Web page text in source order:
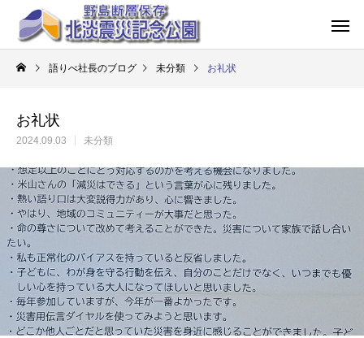
語りべ社長のブログ 未分類 お礼状
お礼状
2024.09.03 未分類